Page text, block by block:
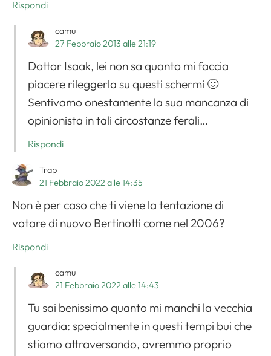
Rispondi
camu
27 Febbraio 2013 alle 21:19
Dottor Isaak, lei non sa quanto mi faccia
piacere rileggerla su questi schermi 🙂
Sentivamo onestamente la sua mancanza di
opinionista in tali circostanze ferali…
Rispondi
Trap
21 Febbraio 2022 alle 14:35
Non è per caso che ti viene la tentazione di
votare di nuovo Bertinotti come nel 2006?
Rispondi
camu
21 Febbraio 2022 alle 14:43
Tu sai benissimo quanto mi manchi la vecchia
guardia: specialmente in questi tempi bui che
stiamo attraversando, avremmo proprio